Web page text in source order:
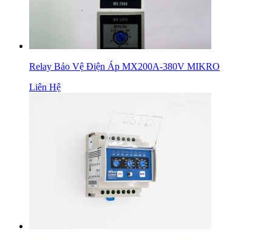
Relay Bảo Vệ Điện Áp MX200A-380V MIKRO
Liên Hệ